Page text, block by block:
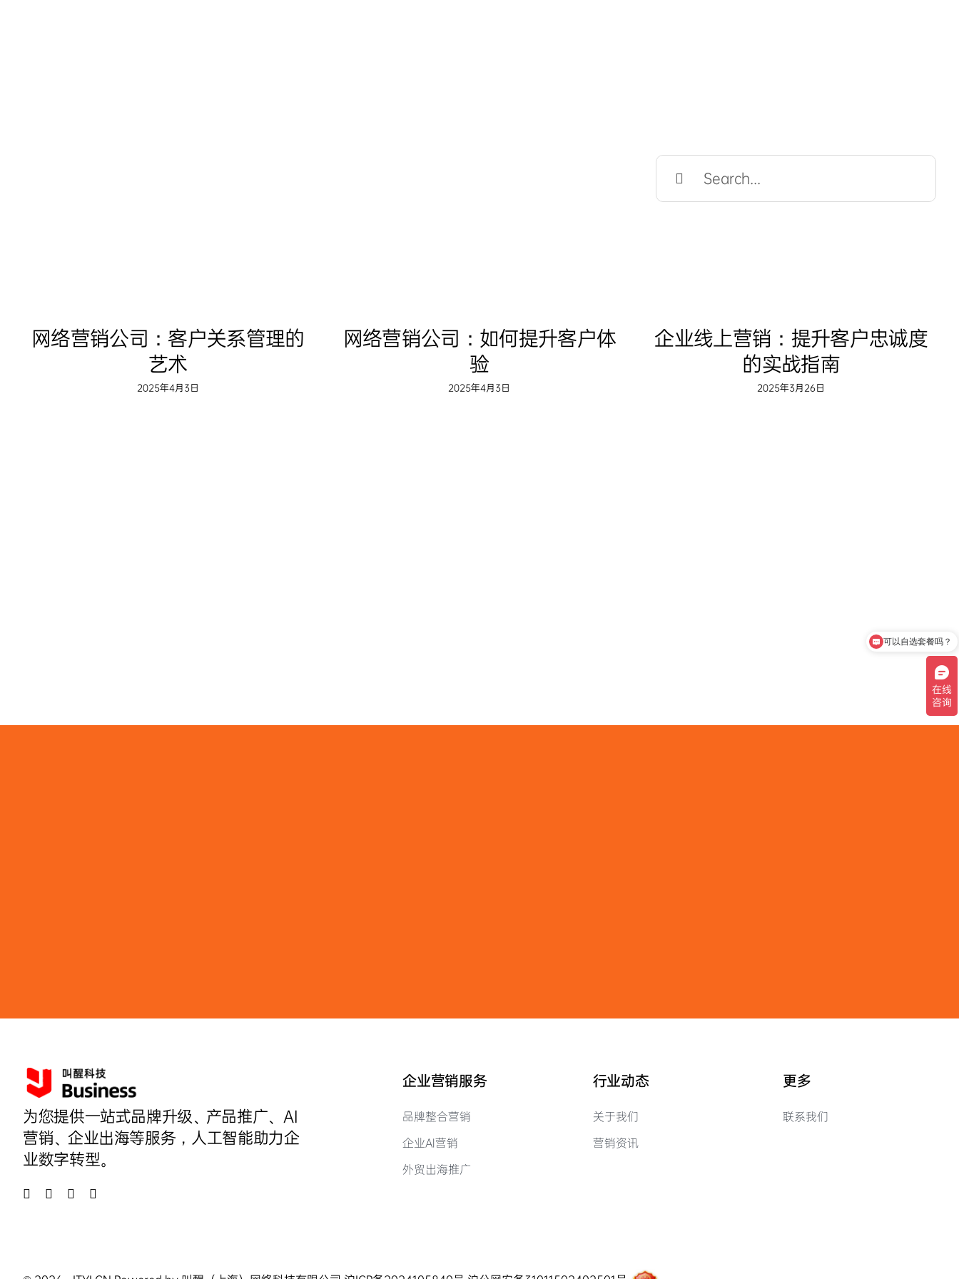
Search
for:
网络营销公司：客户关系管理的
艺术
2025年4月3日
网络营销公司：如何提升客户体
验
2025年4月3日
企业线上营销：提升客户忠诚度
的实战指南
2025年3月26日
为您提供一站式品牌升级、产品推广、AI
营销、企业出海等服务，人工智能助力企
业数字转型。
企业营销服务
品牌整合营销
企业AI营销
外贸出海推广
行业动态
关于我们
营销资讯
更多
联系我们
可以自选套餐吗？